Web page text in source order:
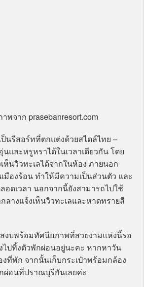
จาก prasebanresort.com
ป็นรีสอร์ทที่ตกแต่งด้วยสไตล์ไทย –
และหรูหราได้ในเวลาเดียวกัน โดย
นวิวทะเลได้จากในห้อง ภายนอก
มืองร้อน ทำให้มีความเป็นส่วนตัว และ
อดเวลา นอกจากนี้ยังสามารถไปใช้
ลางแจ้งเห็นวิวทะเลและหาดทรายสี
งบพร้อมทัศนียภาพที่สวยงามแห่งนี้รอ
ปทิ้งตัวพักผ่อนอยู่นะคะ หากหาวัน
ที่พัก จากนั้นเก็บกระเป๋าพร้อมกล้อง
ผ่อนที่ปราณบุรีกันเลยค่ะ